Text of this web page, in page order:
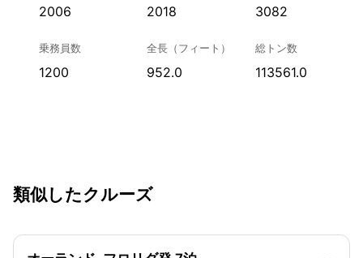
2006 2018 3082
乗務員数
1200
全長（フィート）
952.0
総トン数
113561.0
類似したクルーズ